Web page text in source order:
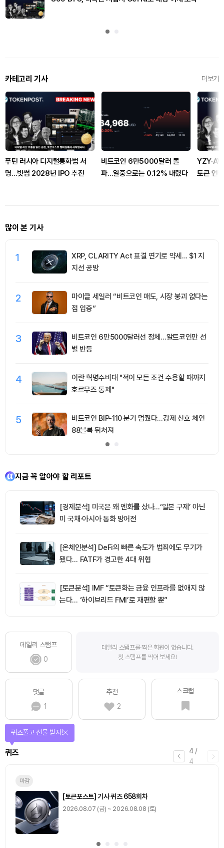
카테고리 기사 더보기
푸틴 러시아 디지털통화법 서
명…빗썸 2028년 IPO 추진
비트코인 6만5000달러 돌
파…일중으로는 0.12% 내렸다
토큰 언락
많이 본 기사
1
XRP, CLARITY Act 표결 연기로 약세... $1 지
지선 공방
2
마이클 세일러 “비트코인 매도, 시장 붕괴 없다는
점 입증”
3
비트코인 6만5000달러선 정체…알트코인만 선
별 반등
4
이란 혁명수비대 "적이 모든 조건 수용할 때까지
호르무즈 통제"
5
비트코인 BIP-110 분기 멈췄다…강제 신호 체인
88블록 뒤처져
지금 꼭 알아야 할 리포트
[경제분석] 미국은 왜 엔화를 샀나…‘일본 구제’ 아닌
미 국채·아시아 통화 방어전
[온체인분석] DeFi의 빠른 속도가 범죄에도 무기가
됐다… FATF가 경고한 4대 위협
[토큰분석] IMF “토큰화는 금융 인프라를 없애지 않
는다… ‘하이브리드 FMI’로 재편할 뿐”
데일리 스탬프
0
데일리 스탬프를 찍은 회원이 없습니다.
첫 스탬프를 찍어 보세요!
댓글
1
추천
2
스크랩
4 /
4
퀴즈
퀴즈풀고 선물 받자!
마감
[토큰포스트] 기사 퀴즈 658회차
2026.08.07 (금) ~ 2026.08.08 (토)